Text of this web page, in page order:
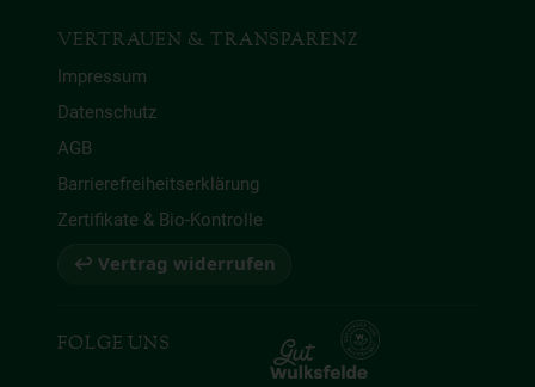
VERTRAUEN & TRANSPARENZ
Impressum
Datenschutz
AGB
Barrierefreiheitserklärung
Zertifikate & Bio-Kontrolle
↩ Vertrag widerrufen
FOLGE UNS